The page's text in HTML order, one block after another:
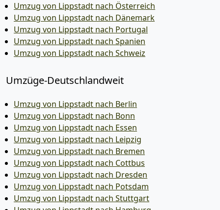
Umzug von Lippstadt nach Österreich
Umzug von Lippstadt nach Dänemark
Umzug von Lippstadt nach Portugal
Umzug von Lippstadt nach Spanien
Umzug von Lippstadt nach Schweiz
Umzüge-Deutschlandweit
Umzug von Lippstadt nach Berlin
Umzug von Lippstadt nach Bonn
Umzug von Lippstadt nach Essen
Umzug von Lippstadt nach Leipzig
Umzug von Lippstadt nach Bremen
Umzug von Lippstadt nach Cottbus
Umzug von Lippstadt nach Dresden
Umzug von Lippstadt nach Potsdam
Umzug von Lippstadt nach Stuttgart